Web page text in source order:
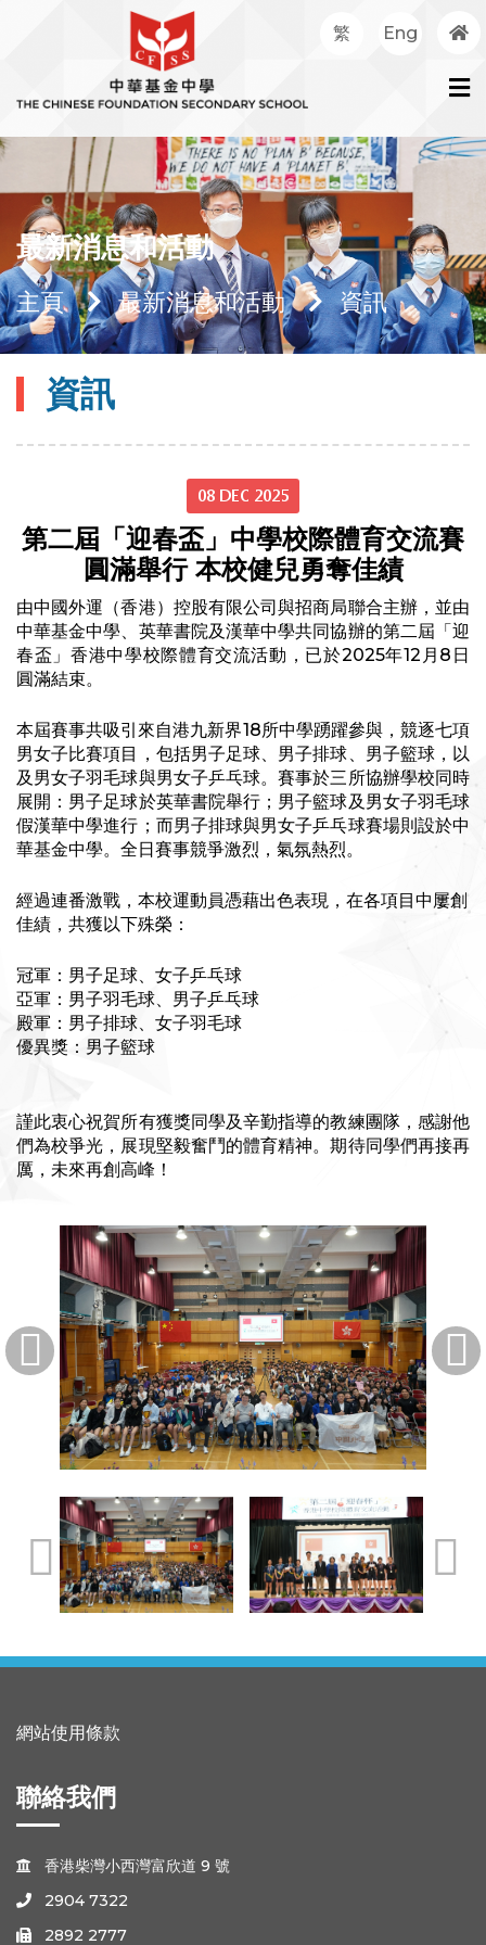
繁 Eng
最新消息和活動
主頁 最新消息和活動 資訊
資訊
08 DEC 2025
第二屆「迎春盃」中學校際體育交流賽
圓滿舉行 本校健兒勇奪佳績
由中國外運（香港）控股有限公司與招商局聯合主辦，並由
中華基金中學、英華書院及漢華中學共同協辦的第二屆「迎
春盃」香港中學校際體育交流活動，已於2025年12月8日
圓滿結束。
本屆賽事共吸引來自港九新界18所中學踴躍參與，競逐七項
男女子比賽項目，包括男子足球、男子排球、男子籃球，以
及男女子羽毛球與男女子乒乓球。賽事於三所協辦學校同時
展開：男子足球於英華書院舉行；男子籃球及男女子羽毛球
假漢華中學進行；而男子排球與男女子乒乓球賽場則設於中
華基金中學。全日賽事競爭激烈，氣氛熱烈。
經過連番激戰，本校運動員憑藉出色表現，在各項目中屢創
佳績，共獲以下殊榮：
冠軍：男子足球、女子乒乓球
亞軍：男子羽毛球、男子乒乓球
殿軍：男子排球、女子羽毛球
優異獎：男子籃球
謹此衷心祝賀所有獲獎同學及辛勤指導的教練團隊，感謝他
們為校爭光，展現堅毅奮鬥的體育精神。期待同學們再接再
厲，未來再創高峰！
網站使用條款
聯絡我們
 香港柴灣小西灣富欣道 9 號
 2904 7322
 2892 2777